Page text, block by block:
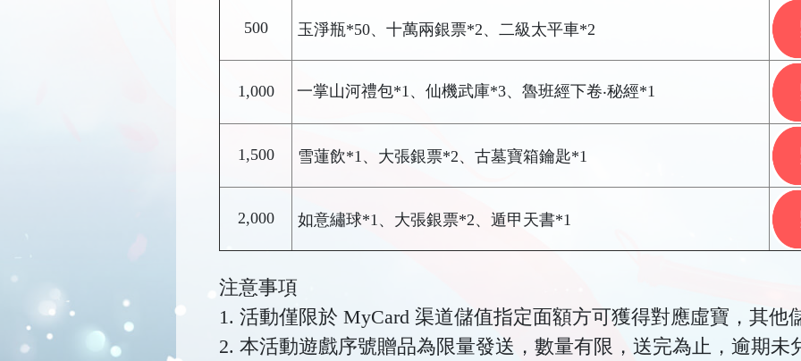
500 玉淨瓶*50、十萬兩銀票*2、二級太平車*2
1,000 一掌山河禮包*1、仙機武庫*3、魯班經下卷‧秘經*1
1,500 雪蓮飲*1、大張銀票*2、古墓寶箱鑰匙*1
2,000 如意繡球*1、大張銀票*2、遁甲天書*1
注意事項
1. 活動僅限於 MyCard 渠道儲值指定面額方可獲得對應虛寶，其他
2. 本活動遊戲序號贈品為限量發送，數量有限，送完為止，逾期未